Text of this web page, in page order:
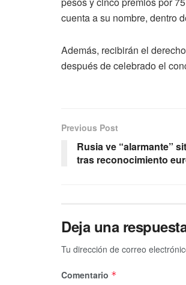
cuenta a su nombre, dentro
Además, recibirán el
después de celebrado el
Previous Post
Rusia ve “alarmante”
tras reconocimiento
Deja una
Tu dirección de correo
Comentario *